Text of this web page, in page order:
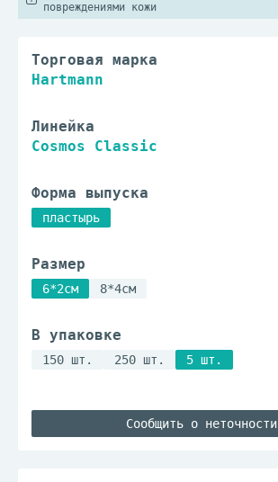
повреждениями кожи
Торговая марка
Hartmann
Линейка
Cosmos Classic
Форма выпуска
пластырь
Размер
6*2см 8*4см
В упаковке
150 шт. 250 шт. 5 шт.
Сообщить о неточности